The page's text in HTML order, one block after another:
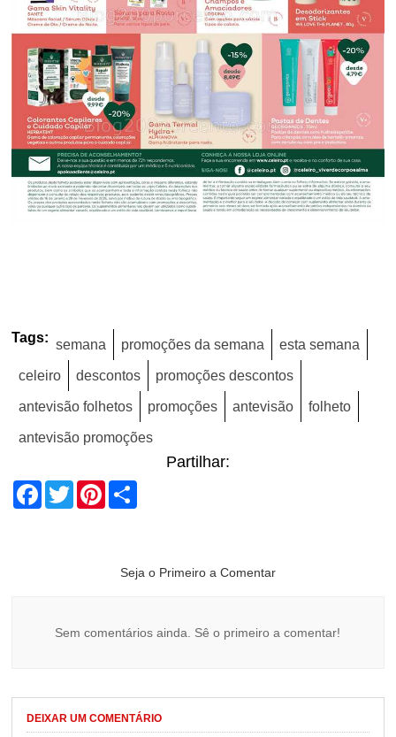
Tags: semana promoções da semana esta semana
celeiro descontos promoções descontos
antevisão folhetos promoções antevisão folheto
antevisão promoções
Partilhar:
Facebook
TwitterPinterest
Seja o Primeiro a Comentar
Sem comentários ainda. Sê o primeiro a comentar!
DEIXAR UM COMENTÁRIO